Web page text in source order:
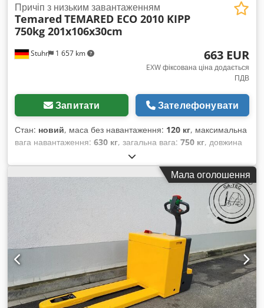
Stuhr 1 657 km
Причіп з низьким завантаженням
Temared TEMARED ECO 2010 KIPP
750kg 201x106x30cm
663 EUR
EXW фіксована ціна додається
ПДВ
Запитати Зателефонувати
Стан: новий, маса без навантаження: 120 кг, максимальна
вага навантаження: 630 кг, загальна вага: 750 кг, довжина
, ширина вантажного відсіку:
1 060 мм, висота вантажного відсіку:300 мм, розмір шини:
155/70R13, Мала оголошення